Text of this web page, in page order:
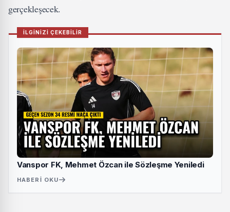
gerçekleşecek.
İLGİNİZİ ÇEKEBİLİR
Vanspor FK, Mehmet Özcan ile Sözleşme Yeniledi
HABERI OKU